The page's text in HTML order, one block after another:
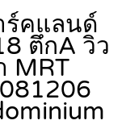
ร์คแลนด์
ตึกA วิว
MRT